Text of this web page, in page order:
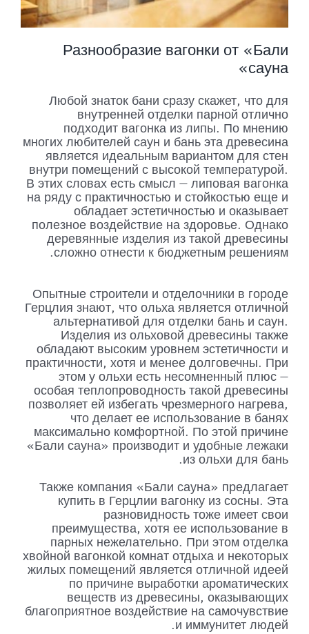
Разнообразие вагонки от «Бали
сауна»
Любой знаток бани сразу скажет, что для
внутренней отделки парной отлично
подходит вагонка из липы. По мнению
многих любителей саун и бань эта древесина
является идеальным вариантом для стен
внутри помещений с высокой температурой.
В этих словах есть смысл — липовая вагонка
на ряду с практичностью и стойкостью еще и
обладает эстетичностью и оказывает
полезное воздействие на здоровье. Однако
деревянные изделия из такой древесины
сложно отнести к бюджетным решениям.
Опытные строители и отделочники в городе
Герцлия знают, что ольха является отличной
альтернативой для отделки бань и саун.
Изделия из ольховой древесины также
обладают высоким уровнем эстетичности и
практичности, хотя и менее долговечны. При
этом у ольхи есть несомненный плюс —
особая теплопроводность такой древесины
позволяет ей избегать чрезмерного нагрева,
что делает ее использование в банях
максимально комфортной. По этой причине
«Бали сауна» производит и удобные лежаки
из ольхи для бань.
Также компания «Бали сауна» предлагает
купить в Герцлии вагонку из сосны. Эта
разновидность тоже имеет свои
преимущества, хотя ее использование в
парных нежелательно. При этом отделка
хвойной вагонкой комнат отдыха и некоторых
жилых помещений является отличной идеей
по причине выработки ароматических
веществ из древесины, оказывающих
благоприятное воздействие на самочувствие
и иммунитет людей.